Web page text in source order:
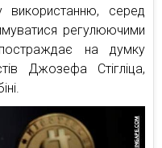
використанню, серед
регулюючими
на думку
Джозефа Стігліца,